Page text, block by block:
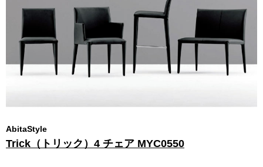
AbitaStyle
Trick（トリック）4 チェア MYC0550